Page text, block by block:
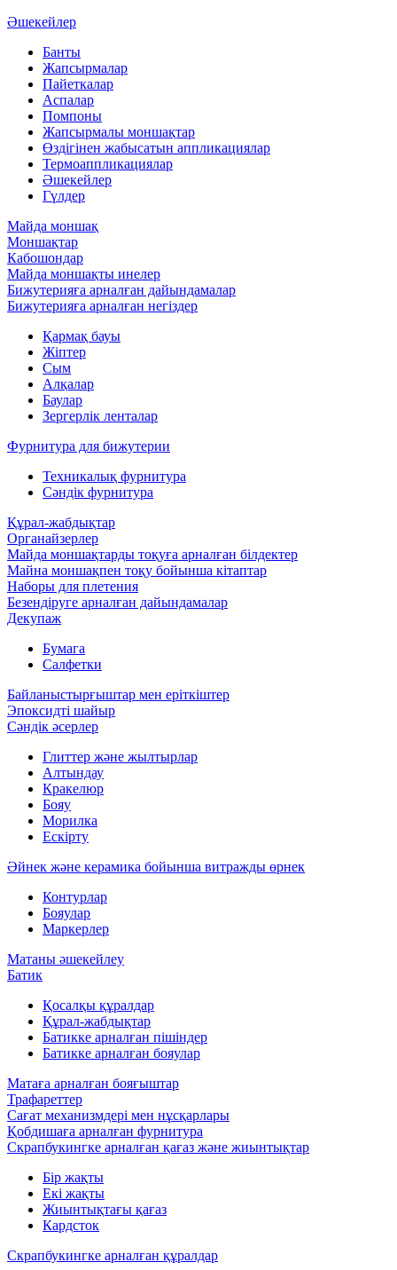
Әшекейлер
Банты
Жапсырмалар
Пайеткалар
Аспалар
Помпоны
Жапсырмалы моншақтар
Өздігінен жабысатын аппликациялар
Термоаппликациялар
Әшекейлер
Гүлдер
Майда моншақ
Моншақтар
Кабошондар
Майда моншақты инелер
Бижутерияға арналған дайындамалар
Бижутерияға арналған негіздер
Қармақ бауы
Жіптер
Сым
Алқалар
Баулар
Зергерлік ленталар
Фурнитура для бижутерии
Техникалық фурнитура
Сәндік фурнитура
Құрал-жабдықтар
Органайзерлер
Майда моншақтарды тоқуға арналған білдектер
Майна моншақпен тоқу бойынша кітаптар
Наборы для плетения
Безендіруге арналған дайындамалар
Декупаж
Бумага
Салфетки
Байланыстырғыштар мен еріткіштер
Эпоксидті шайыр
Сәндік әсерлер
Глиттер және жылтырлар
Алтындау
Кракелюр
Бояу
Морилка
Ескірту
Әйнек және керамика бойынша витражды өрнек
Контурлар
Бояулар
Маркерлер
Матаны әшекейлеу
Батик
Қосалқы құралдар
Құрал-жабдықтар
Батикке арналған пішіндер
Батикке арналған бояулар
Матаға арналған бояғыштар
Трафареттер
Сағат механизмдері мен нұсқарлары
Қобдишаға арналған фурнитура
Скрапбукингке арналған қағаз және жиынтықтар
Бір жақты
Екі жақты
Жиынтықтағы қағаз
Кардсток
Скрапбукингке арналған құралдар